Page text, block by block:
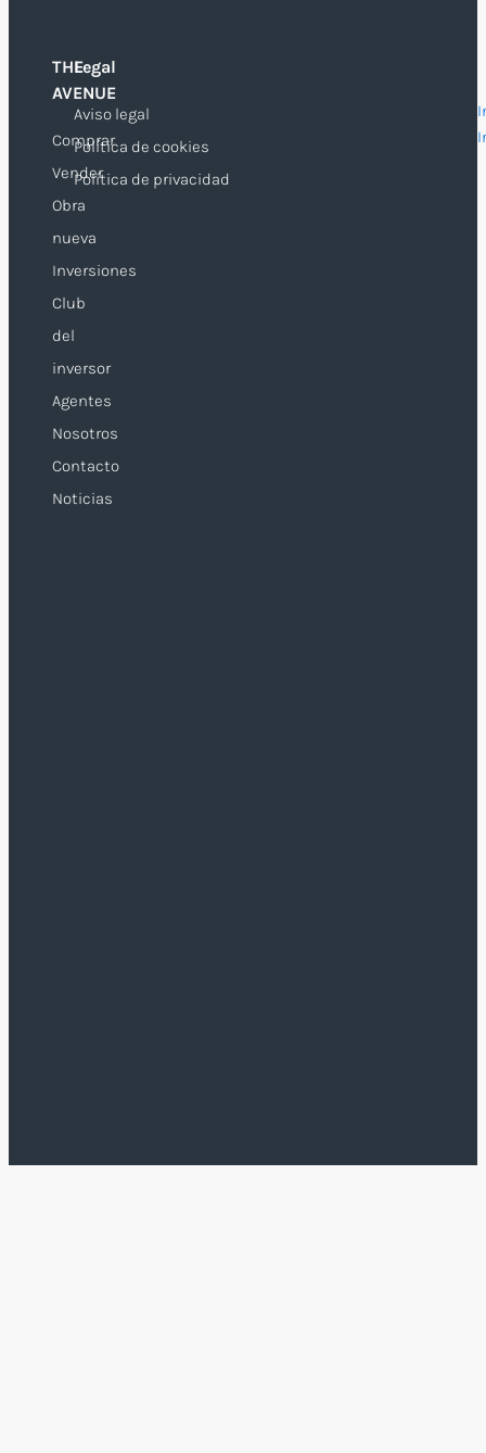
THE
AVENUE
Comprar
Vender
Obra
nueva
Inversiones
Club
del
inversor
Agentes
Nosotros
Contacto
Noticias
Legal
Aviso legal
Política de cookies
Política de privacidad